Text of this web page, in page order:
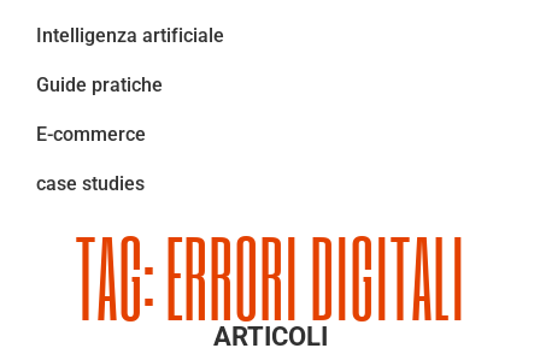
TAG: ERRORI DIGITALI
ARTICOLI
Intelligenza artificiale
Guide pratiche
E-commerce
case studies